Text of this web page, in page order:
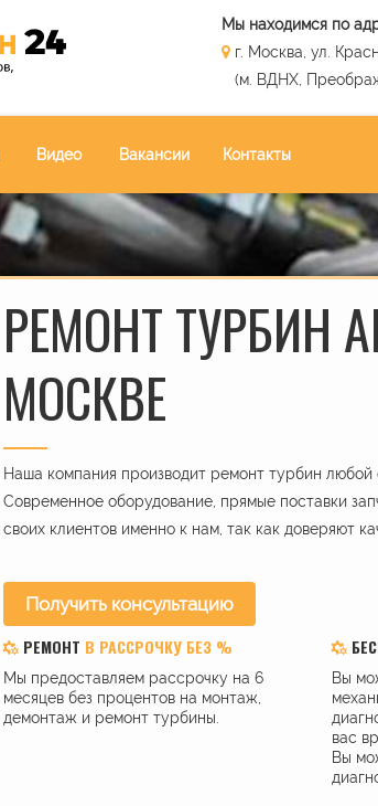
Мы находимся по
г. Москва, ул.
(м. ВДНХ,
Видео Вакансии Контакты
РЕМОНТ ТУРБИН
МОСКВЕ
Наша компания производит ремонт турбин любой
Современное оборудование, прямые поставки
своих клиентов именно к нам, так как доверяют
Получить консультацию
РЕМОНТ В РАССРОЧКУ БЕЗ %
Мы предоставляем рассрочку на 6
месяцев без процентов на монтаж,
демонтаж и ремонт турбины.
Вы
вас
Вы